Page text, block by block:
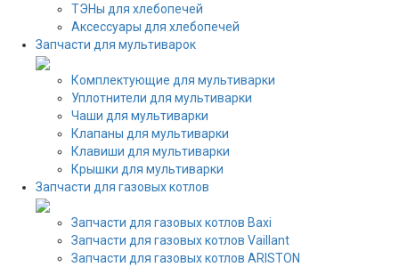
ТЭНы для хлебопечей
Аксессуары для хлебопечей
Запчасти для мультиварок
Комплектующие для мультиварки
Уплотнители для мультиварки
Чаши для мультиварки
Клапаны для мультиварки
Клавиши для мультиварки
Крышки для мультиварки
Запчасти для газовых котлов
Запчасти для газовых котлов Baxi
Запчасти для газовых котлов Vaillant
Запчасти для газовых котлов ARISTON